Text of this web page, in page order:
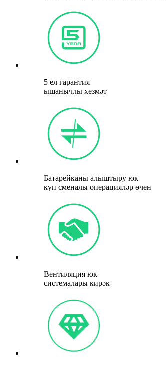
5 ел гарантия
ышанычлы хезмәт
Батарейканы алыштыру юк
күп сменалы операцияләр өчен
Вентиляция юк
системалары кирәк